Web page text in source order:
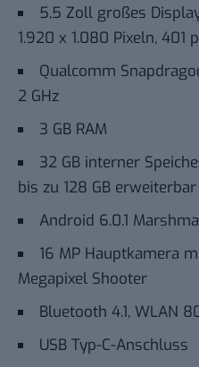
5,5 Zoll großes
1.920 x 1.080 Pixeln, 401
Qualcomm
2 GHz
3 GB RAM
32 GB interner
bis zu 128 GB erweiterbar
Android 6.0.1
16 MP Hauptkamera
Megapixel Shooter
Bluetooth 4.1, WLAN
USB Typ-C-Anschluss